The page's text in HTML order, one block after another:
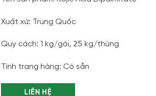
Xuất xứ: Trung Quốc
Quy cách: 1 kg/gói, 25 kg/thùng
Tình trạng hàng: Có sẵn
LIÊN HỆ